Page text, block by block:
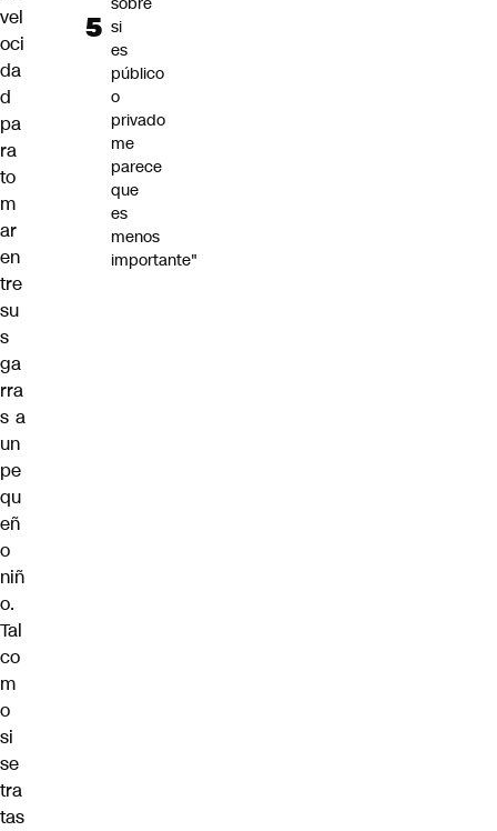
vel
oci
da
d
pa
ra
to
m
ar
en
tre
su
s
ga
rra
s a
un
pe
qu
eñ
o
niñ
o.
Tal
co
m
o
si
se
tra
tas
si
es
público
o
privado
me
parece
que
es
menos
importante"